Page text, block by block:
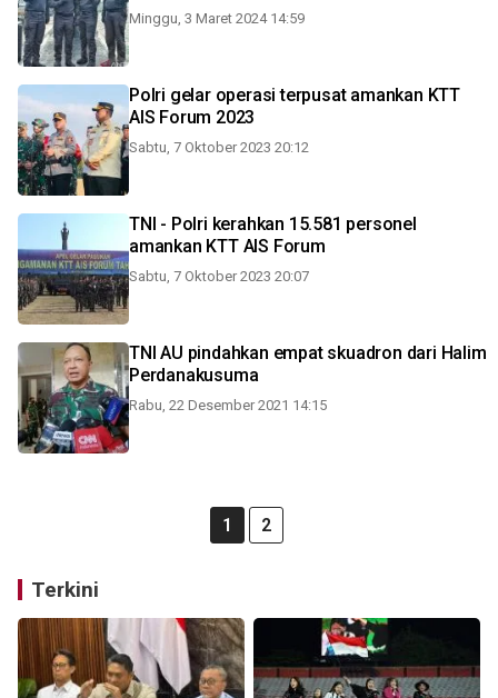
Minggu, 3 Maret 2024 14:59
Polri gelar operasi terpusat amankan KTT
AIS Forum 2023
Sabtu, 7 Oktober 2023 20:12
TNI - Polri kerahkan 15.581 personel
amankan KTT AIS Forum
Sabtu, 7 Oktober 2023 20:07
TNI AU pindahkan empat skuadron dari Halim
Perdanakusuma
Rabu, 22 Desember 2021 14:15
1 2
Terkini